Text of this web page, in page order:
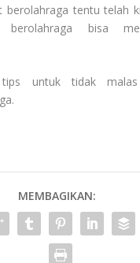
berolahraga tentu telah
berolahraga bisa
untuk tidak malas
.
MEMBAGIKAN: